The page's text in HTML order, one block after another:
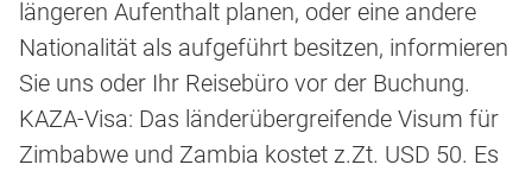
längeren Aufenthalt planen, oder eine andere
Nationalität als aufgeführt besitzen, informieren
Sie uns oder Ihr Reisebüro vor der Buchung.
KAZA-Visa: Das länderübergreifende Visum für
Zimbabwe und Zambia kostet z.Zt. USD 50. Es